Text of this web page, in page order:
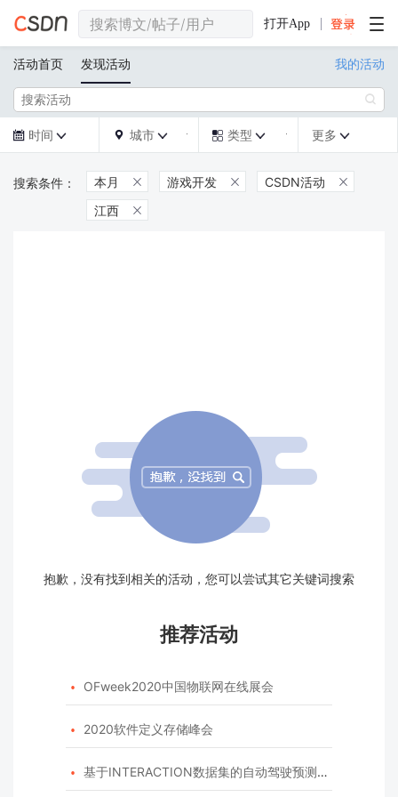
打开App
活动首页 发现活动 我的活动

 时间   城市   类型  更多 
本月  游戏开发  CSDN活动 
江西 
抱歉，没有找到相关的活动，您可以尝试其它关键词搜索
推荐活动
 OFweek2020中国物联网在线展会
 2020软件定义存储峰会
 基于INTERACTION数据集的自动驾驶预测模型挑战赛